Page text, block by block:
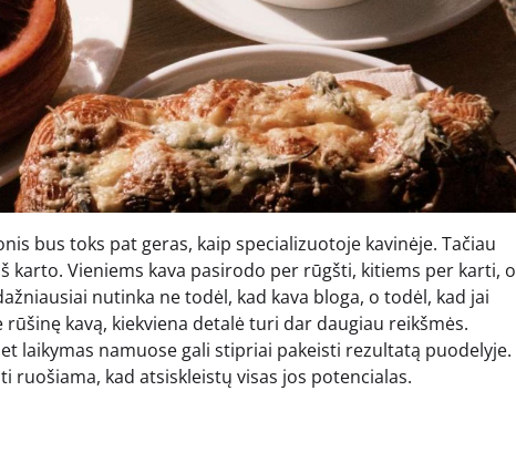
bus toks pat geras, kaip specializuotoje kavinėje. Tačiau
karto. Vieniems kava pasirodo per rūgšti, kitiems per karti, o
nutinka ne todėl, kad kava bloga, o todėl, kad jai
kavą, kiekviena detalė turi dar daugiau reikšmės.
laikymas namuose gali stipriai pakeisti rezultatą puodelyje.
kad atsiskleistų visas jos potencialas.